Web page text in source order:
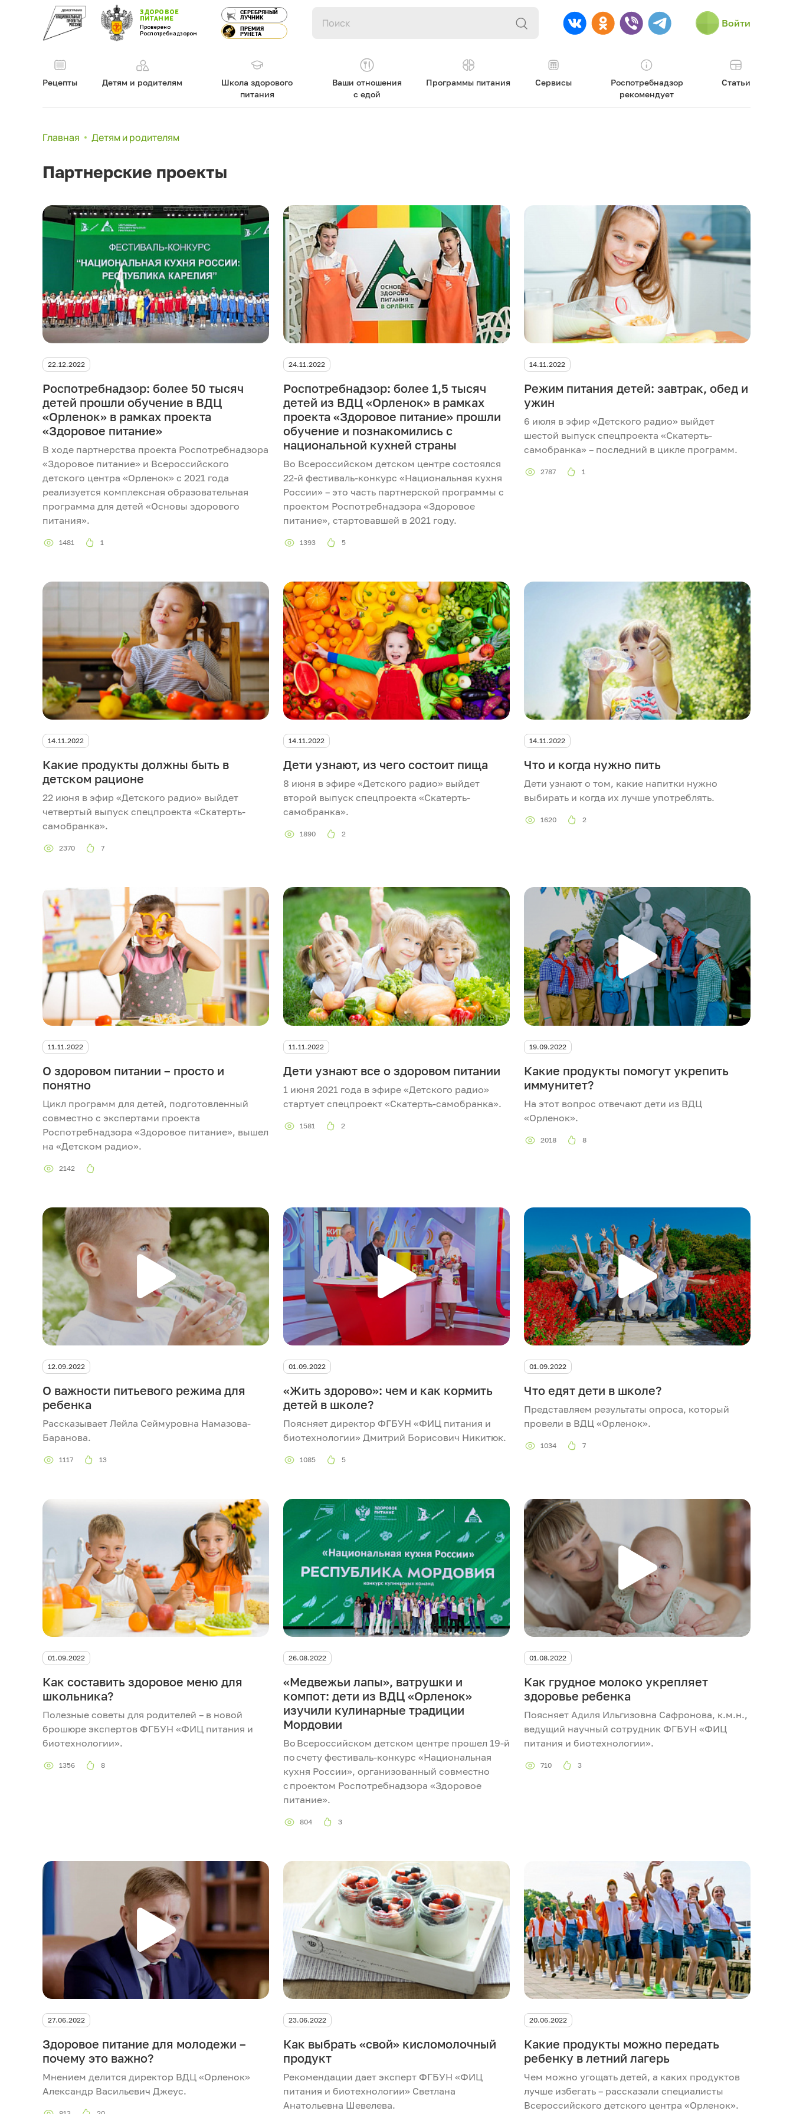
ЗДОРОВОЕ
ПИТАНИЕ
Проверено
Роспотребнадзором
СЕРЕБРЯНЫЙ
ЛУЧНИК
ПРЕМИЯ
РУНЕТА
Войти
Рецепты Детям и родителям
Школа здорового
питания
Ваши отношения
с едой
Программы питания Сервисы
Роспотребнадзор
рекомендует
Статьи
Главная Детям и родителям
Партнерские проекты
22.12.2022
Роспотребнадзор: более 50 тысяч
детей прошли обучение в ВДЦ
«Орленок» в рамках проекта
«Здоровое питание»
В ходе партнерства проекта Роспотребнадзора
«Здоровое питание» и Всероссийского
детского центра «Орленок» с 2021 года
реализуется комплексная образовательная
программа для детей «Основы здорового
питания».
1481 1
24.11.2022
Роспотребнадзор: более 1,5 тысяч
детей из ВДЦ «Орленок» в рамках
проекта «Здоровое питание» прошли
обучение и познакомились с
национальной кухней страны
Во Всероссийском детском центре состоялся
22-й фестиваль-конкурс «Национальная кухня
России» – это часть партнерской программы с
проектом Роспотребнадзора «Здоровое
питание», стартовавшей в 2021 году.
1393 5
14.11.2022
Режим питания детей: завтрак, обед и
ужин
6 июля в эфир «Детского радио» выйдет
шестой выпуск спецпроекта «Скатерть-
самобранка» – последний в цикле программ.
2787 1
14.11.2022
Какие продукты должны быть в
детском рационе
22 июня в эфир «Детского радио» выйдет
четвертый выпуск спецпроекта «Скатерть-
самобранка».
2370 7
14.11.2022
Дети узнают, из чего состоит пища
8 июня в эфире «Детского радио» выйдет
второй выпуск спецпроекта «Скатерть-
самобранка».
1890 2
14.11.2022
Что и когда нужно пить
Дети узнают о том, какие напитки нужно
выбирать и когда их лучше употреблять.
1620 2
11.11.2022
О здоровом питании – просто и
понятно
Цикл программ для детей, подготовленный
совместно с экспертами проекта
Роспотребнадзора «Здоровое питание», вышел
на «Детском радио».
2142
11.11.2022
Дети узнают все о здоровом питании
1 июня 2021 года в эфире «Детского радио»
стартует спецпроект «Скатерть-самобранка».
1581 2
19.09.2022
Какие продукты помогут укрепить
иммунитет?
На этот вопрос отвечают дети из ВДЦ
«Орленок».
2018 8
12.09.2022
О важности питьевого режима для
ребенка
Рассказывает Лейла Сеймуровна Намазова-
Баранова.
1117 13
01.09.2022
«Жить здорово»: чем и как кормить
детей в школе?
Поясняет директор ФГБУН «ФИЦ питания и
биотехнологии» Дмитрий Борисович Никитюк.
1085 5
01.09.2022
Что едят дети в школе?
Представляем результаты опроса, который
провели в ВДЦ «Орленок».
1034 7
01.09.2022
Как составить здоровое меню для
школьника?
Полезные советы для родителей – в новой
брошюре экспертов ФГБУН «ФИЦ питания и
биотехнологии».
1356 8
26.08.2022
«Медвежьи лапы», ватрушки и
компот: дети из ВДЦ «Орленок»
изучили кулинарные традиции
Мордовии
Во Всероссийском детском центре прошел 19-й
по счету фестиваль-конкурс «Национальная
кухня России», организованный совместно
с проектом Роспотребнадзора «Здоровое
питание».
804 3
01.08.2022
Как грудное молоко укрепляет
здоровье ребенка
Поясняет Адиля Ильгизовна Сафронова, к.м.н.,
ведущий научный сотрудник ФГБУН «ФИЦ
питания и биотехнологии».
710 3
27.06.2022
Здоровое питание для молодежи –
почему это важно?
Мнением делится директор ВДЦ «Орленок»
Александр Васильевич Джеус.
23.06.2022
Как выбрать «свой» кисломолочный
продукт
Рекомендации дает эксперт ФГБУН «ФИЦ
питания и биотехнологии» Светлана
Анатольевна Шевелева.
20.06.2022
Какие продукты можно передать
ребенку в летний лагерь
Чем можно угощать детей, а каких продуктов
лучше избегать – рассказали специалисты
Всероссийского детского центра «Орленок».